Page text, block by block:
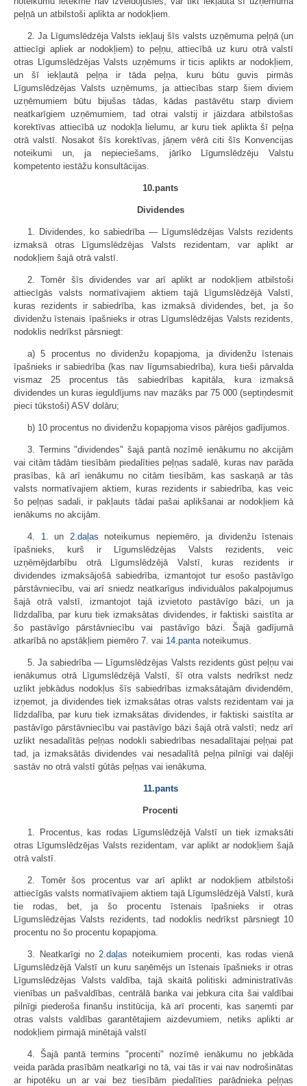
peļņā un atbilstoši aplikta ar nodokļiem.
2. Ja Līgumslēdzēja Valsts iekļauj šīs valsts uzņēmuma peļņā (un
attiecīgi apliek ar nodokļiem) to peļņu, attiecībā uz kuru otrā valstī
otras Līgumslēdzējas Valsts uzņēmums ir ticis aplikts ar nodokļiem,
un šī iekļautā peļņa ir tāda peļņa, kuru būtu guvis pirmās
Līgumslēdzējas Valsts uzņēmums, ja attiecības starp šiem diviem
uzņēmumiem būtu bijušas tādas, kādas pastāvētu starp diviem
neatkarīgiem uzņēmumiem, tad otrai valstij ir jāizdara atbilstošas
korektīvas attiecībā uz nodokļa lielumu, ar kuru tiek aplikta šī peļņa
otrā valstī. Nosakot šīs korektīvas, jāņem vērā citi šīs Konvencijas
noteikumi un, ja nepieciešams, jārīko Līgumslēdzēju Valstu
kompetento iestāžu konsultācijas.
10.pants
Dividendes
1. Dividendes, ko sabiedrība — Līgumslēdzējas Valsts rezidents
izmaksā otras Līgumslēdzējas Valsts rezidentam, var aplikt ar
nodokļiem šajā otrā valstī.
2. Tomēr šīs dividendes var arī aplikt ar nodokļiem atbilstoši
attiecīgās valsts normatīvajiem aktiem tajā Līgumslēdzējā Valstī,
kuras rezidents ir sabiedrība, kas izmaksā dividendes, bet, ja šo
dividenžu īstenais īpašnieks ir otras Līgumslēdzējas Valsts rezidents,
nodoklis nedrīkst pārsniegt:
a) 5 procentus no dividenžu kopapjoma, ja dividenžu īstenais
īpašnieks ir sabiedrība (kas nav līgumsabiedrība), kura tieši pārvalda
vismaz 25 procentus tās sabiedrības kapitāla, kura izmaksā
dividendes un kuras ieguldījums nav mazāks par 75 000 (septiņdesmit
pieci tūkstoši) ASV dolāru;
b) 10 procentus no dividenžu kopapjoma visos pārējos gadījumos.
3. Termins "dividendes" šajā pantā nozīmē ienākumu no akcijām
vai citām tādām tiesībām piedalīties peļņas sadalē, kuras nav parāda
prasības, kā arī ienākumu no citām tiesībām, kas saskaņā ar tās
valsts normatīvajiem aktiem, kuras rezidents ir sabiedrība, kas veic
šo peļņas sadali, ir pakļauts tādai pašai aplikšanai ar nodokļiem kā
ienākums no akcijām.
4. 1. un 2.daļas noteikumus nepiemēro, ja dividenžu īstenais
īpašnieks, kurš ir Līgumslēdzējas Valsts rezidents, veic
uzņēmējdarbību otrā Līgumslēdzējā Valstī, kuras rezidents ir
dividendes izmaksājošā sabiedrība, izmantojot tur esošo pastāvīgo
pārstāvniecību, vai arī sniedz neatkarīgus individuālos pakalpojumus
šajā otrā valstī, izmantojot tajā izvietoto pastāvīgo bāzi, un ja
līdzdalība, par kuru tiek izmaksātas dividendes, ir faktiski saistīta ar
šo pastāvīgo pārstāvniecību vai pastāvīgo bāzi. Šajā gadījumā
atkarībā no apstākļiem piemēro 7. vai 14.pantanoteikumus.
5. Ja sabiedrība — Līgumslēdzējas Valsts rezidents gūst peļņu vai
ienākumus otrā Līgumslēdzējā Valstī, šī otra valsts nedrīkst nedz
uzlikt jebkādus nodokļus šīs sabiedrības izmaksātajām dividendēm,
izņemot, ja dividendes tiek izmaksātas otras valsts rezidentam vai ja
līdzdalība, par kuru tiek izmaksātas dividendes, ir faktiski saistīta ar
pastāvīgo pārstāvniecību vai pastāvīgo bāzi šajā otrā valstī; nedz arī
uzlikt nesadalītās peļņas nodokli sabiedrības nesadalītajai peļņai pat
tad, ja izmaksātās dividendes vai nesadalītā peļņa pilnīgi vai daļēji
sastāv no otrā valstī gūtās peļņas vai ienākuma.
11.pants
Procenti
1. Procentus, kas rodas Līgumslēdzējā Valstī un tiek izmaksāti
otras Līgumslēdzējas Valsts rezidentam, var aplikt ar nodokļiem šajā
otrā valstī.
2. Tomēr šos procentus var arī aplikt ar nodokļiem atbilstoši
attiecīgās valsts normatīvajiem aktiem tajā Līgumslēdzējā Valstī, kurā
tie rodas, bet, ja šo procentu īstenais īpašnieks ir otras
Līgumslēdzējas Valsts rezidents, tad nodoklis nedrīkst pārsniegt 10
procentu no šo procentu kopapjoma.
3. Neatkarīgi no2.daļas noteikumiem procenti, kas rodas vienā
Līgumslēdzējā Valstī un kuru saņēmējs un īstenais īpašnieks ir otras
Līgumslēdzējas Valsts valdība, tajā skaitā politiski administratīvās
vienības un pašvaldības, centrālā banka vai jebkura cita šai valdībai
pilnīgi piederoša finanšu institūcija, kā arī procenti, kas saņemti par
otras valsts valdības garantētajiem aizdevumiem, netiks aplikti ar
nodokļiem pirmajā minētajā valstī
4. Šajā pantā termins "procenti" nozīmē ienākumu no jebkāda
veida parāda prasībām neatkarīgi no tā, vai tās ir vai nav nodrošinātas
ar hipotēku un ar vai bez tiesībām piedalīties parādnieka peļņas